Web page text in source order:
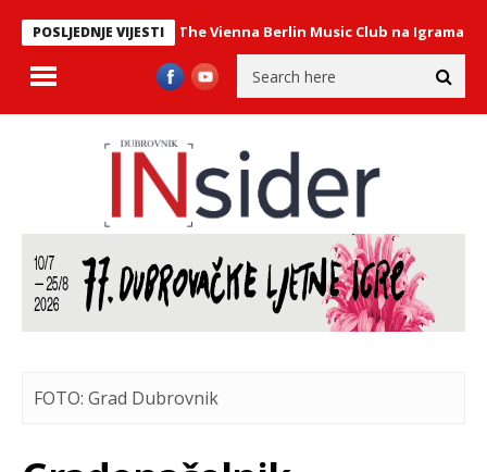
POSLJEDNJE VIJESTI
Philharmonix – The Vienna Berlin Music Club na Igrama U
FOTO: Grad Dubrovnik